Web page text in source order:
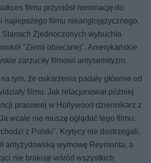
filmu przyniósł nominację do
najlepszego filmu nieanglojęzycznego.
Zjednoczonych wybuchła
"Ziemi obiecanej". Amerykańskie
zarzuciły filmowi antysemityzm.
tym, że oskarżenia padały głównie od
filmu. Jak relacjonował później
prasowej w Hollywood dziennikarz z
wcale nie muszę oglądać tego filmu,
z Polski". Krytycy nie dostrzegali,
antyżydowską wymowę Reymonta, a
nie brakuje wśród wszystkich